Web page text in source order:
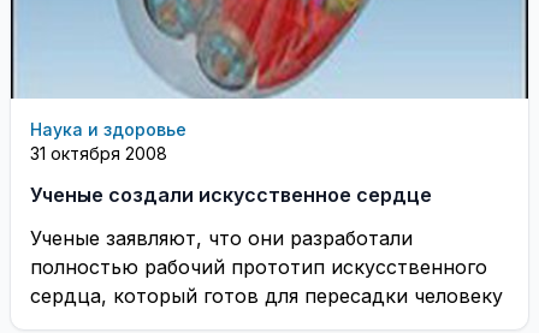
Наука и здоровье
31 октября 2008
Ученые создали искусственное сердце
Ученые заявляют, что они разработали
полностью рабочий прототип искусственного
сердца, который готов для пересадки человеку